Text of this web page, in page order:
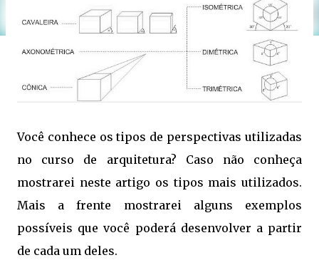
Você conhece os tipos de perspectivas utilizadas
no curso de arquitetura? Caso não conheça
mostrarei neste artigo os tipos mais utilizados.
Mais a frente mostrarei alguns exemplos
possíveis que você poderá desenvolver a partir
de cada um deles.